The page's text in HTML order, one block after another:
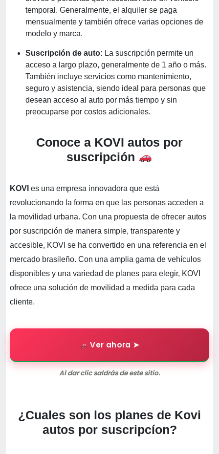
temporal. Generalmente, el alquiler se paga
mensualmente y también ofrece varias opciones de
modelo y marca.
Suscripción de auto: La suscripción permite un
acceso a largo plazo, generalmente de 1 año o más.
También incluye servicios como mantenimiento,
seguro y asistencia, siendo ideal para personas que
desean acceso al auto por más tiempo y sin
preocuparse por costos adicionales.
Conoce a KOVI autos por
suscripción
KOVI es una empresa innovadora que está
revolucionando la forma en que las personas acceden a
la movilidad urbana. Con una propuesta de ofrecer autos
por suscripción de manera simple, transparente y
accesible, KOVI se ha convertido en una referencia en el
mercado brasileño. Con una amplia gama de vehículos
disponibles y una variedad de planes para elegir, KOVI
ofrece una solución de movilidad a medida para cada
cliente.
Ver ahora ➤
Al dar clic saldrás de este sitio.
¿Cuales son los planes de Kovi
autos por suscripcíon?